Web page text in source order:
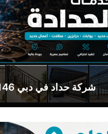
شركة حداد في دبي 0561986146